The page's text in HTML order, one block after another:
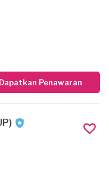
Dapatkan Penawaran